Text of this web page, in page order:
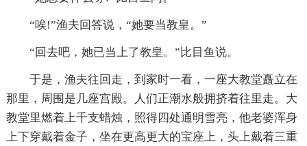
“唉!”渔夫回答说，“她要当教皇。”
“回去吧，她已当上了教皇。”比目鱼说。
于是，渔夫往回走，到家时一看，一座大教堂矗立在
那里，周围是几座宫殿。人们正潮水般拥挤着往里走。大
教堂里燃着上千支蜡烛，照得四处通明雪亮，他老婆浑身
上下穿戴着金子，坐在更高更大的宝座上，头上戴着三重